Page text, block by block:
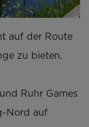
auf der Route
zu bieten.
Ruhr Games
Nord auf